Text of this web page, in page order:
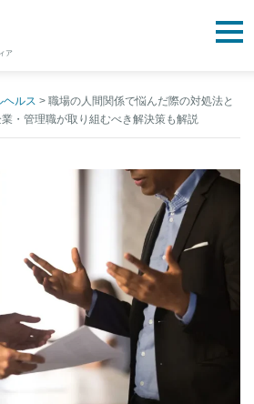
ア
ヘルス > 職場の人間関係で悩んだ際の対処法と
・管理職が取り組むべき解決策も解説